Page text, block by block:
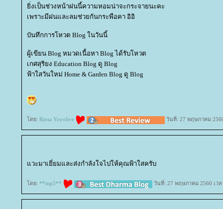
ิ่งเป็นช่วงหน้าฝนนี้ความหอมน่าจะกระจายนะคะ
เพราะมีฝนและลมช่วยกันกระพือคา อิอิ
บันทึกการโหวต Blog ในวันนี้
ผู้เขียน Blog หมวดเนื้อหา Blog ได้รับโหวต
เกศสุริยง Education Blog ดู Blog
ฟ้าใสวันใหม่ Home & Garden Blog ดู Blog
ดย: Rinsa Yoyolive วันที่: 27 พฤษภาคม
วะมาเยี่ยมและส่งกำลังใจไปให้คุณฟ้าใสครับ
ดย: **mp5** วันที่: 27 พฤษภาคม 2560 เวล